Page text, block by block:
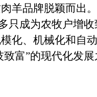
羊品牌脱颖而出
只成为农牧户增
化、机械化和自
富”的现代化发